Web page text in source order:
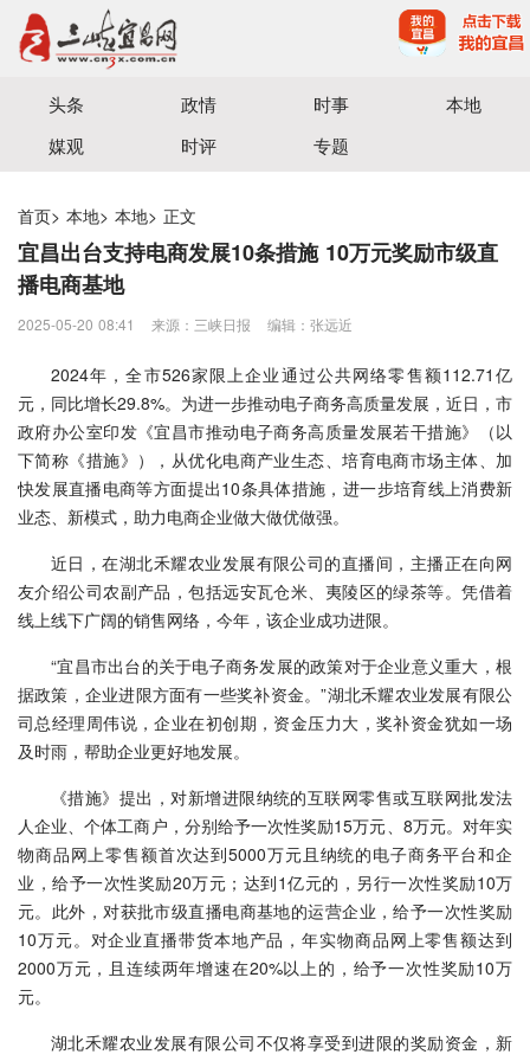
宜昌三峡融媒体中心主办
头条 政情 时事
本地
媒观
时评 专题
首页> 本地> 本地> 正文
宜昌出台支持电商发展10条措施 10万元奖励市级直
播电商基地
2025-05-20 08:41 来源：三峡日报 编辑：张远近
2024年，全市526家限上企业通过公共网络零售额112.71亿
元，同比增长29.8%。为进一步推动电子商务高质量发展，近日，市
政府办公室印发《宜昌市推动电子商务高质量发展若干措施》（以
下简称《措施》），从优化电商产业生态、培育电商市场主体、加
快发展直播电商等方面提出10条具体措施，进一步培育线上消费新
业态、新模式，助力电商企业做大做优做强。
近日，在湖北禾耀农业发展有限公司的直播间，主播正在向网
友介绍公司农副产品，包括远安瓦仓米、夷陵区的绿茶等。凭借着
线上线下广阔的销售网络，今年，该企业成功进限。
“宜昌市出台的关于电子商务发展的政策对于企业意义重大，根
据政策，企业进限方面有一些奖补资金。”湖北禾耀农业发展有限公
司总经理周伟说，企业在初创期，资金压力大，奖补资金犹如一场
及时雨，帮助企业更好地发展。
《措施》提出，对新增进限纳统的互联网零售或互联网批发法
人企业、个体工商户，分别给予一次性奖励15万元、8万元。对年实
物商品网上零售额首次达到5000万元且纳统的电子商务平台和企
业，给予一次性奖励20万元；达到1亿元的，另行一次性奖励10万
元。此外，对获批市级直播电商基地的运营企业，给予一次性奖励
10万元。对企业直播带货本地产品，年实物商品网上零售额达到
2000万元，且连续两年增速在20%以上的，给予一次性奖励10万
元。
湖北禾耀农业发展有限公司不仅将享受到进限的奖励资金，新